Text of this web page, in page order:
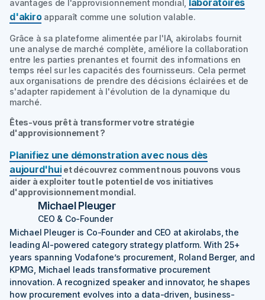
avantages de l'approvisionnement mondial,
d'akiro apparaît comme une solution valable.
Grâce à sa plateforme alimentée par l'IA, akirolabs fournit
une analyse de marché complète, améliore la collaboration
entre les parties prenantes et fournit des informations en
temps réel sur les capacités des fournisseurs. Cela permet
aux organisations de prendre des décisions éclairées et de
s'adapter rapidement à l'évolution de la dynamique du
marché.
Êtes-vous prêt à transformer votre stratégie
d'approvisionnement ?
Planifiez une démonstration avec nous dès
aujourd'hui et découvrez comment nous pouvons vous
aider à exploiter tout le potentiel de vos initiatives
d'approvisionnement mondial.
Michael Pleuger
CEO & Co-Founder
Michael Pleuger is Co-Founder and CEO at akirolabs, the
leading AI-powered category strategy platform. With 25+
years spanning Vodafone’s procurement, Roland Berger, and
KPMG, Michael leads transformative procurement
innovation. A recognized speaker and innovator, he shapes
how procurement evolves into a data-driven, business-